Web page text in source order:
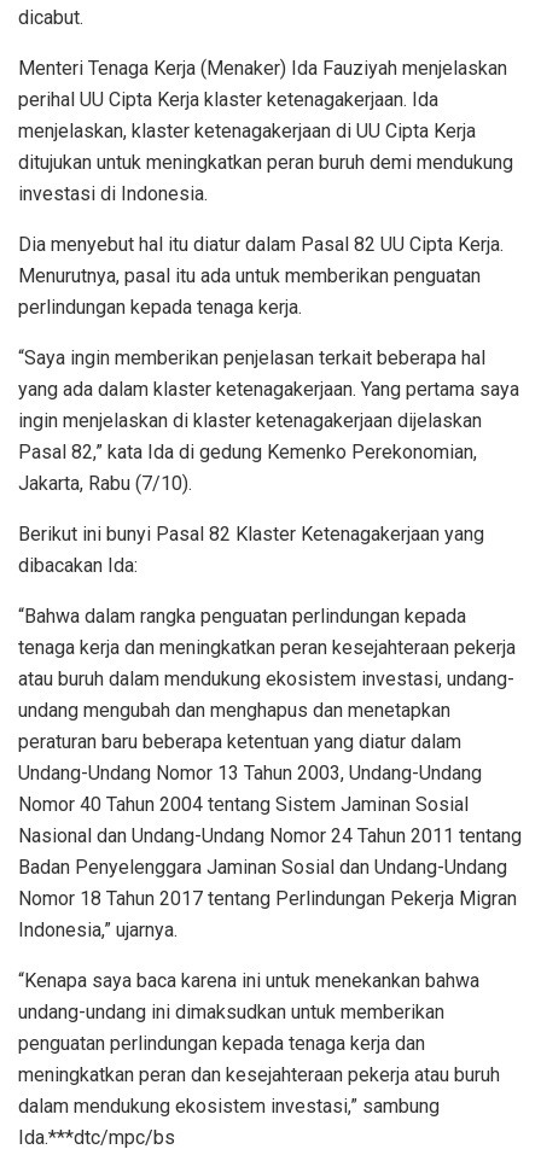
dicabut.
Menteri Tenaga Kerja (Menaker) Ida Fauziyah menjelaskan
perihal UU Cipta Kerja klaster ketenagakerjaan. Ida
menjelaskan, klaster ketenagakerjaan di UU Cipta Kerja
ditujukan untuk meningkatkan peran buruh demi mendukung
investasi di Indonesia.
Dia menyebut hal itu diatur dalam Pasal 82 UU Cipta Kerja.
Menurutnya, pasal itu ada untuk memberikan penguatan
perlindungan kepada tenaga kerja.
“Saya ingin memberikan penjelasan terkait beberapa hal
yang ada dalam klaster ketenagakerjaan. Yang pertama saya
ingin menjelaskan di klaster ketenagakerjaan dijelaskan
Pasal 82,” kata Ida di gedung Kemenko Perekonomian,
Jakarta, Rabu (7/10).
Berikut ini bunyi Pasal 82 Klaster Ketenagakerjaan yang
dibacakan Ida:
“Bahwa dalam rangka penguatan perlindungan kepada
tenaga kerja dan meningkatkan peran kesejahteraan pekerja
atau buruh dalam mendukung ekosistem investasi, undang-
undang mengubah dan menghapus dan menetapkan
peraturan baru beberapa ketentuan yang diatur dalam
Undang-Undang Nomor 13 Tahun 2003, Undang-Undang
Nomor 40 Tahun 2004 tentang Sistem Jaminan Sosial
Nasional dan Undang-Undang Nomor 24 Tahun 2011 tentang
Badan Penyelenggara Jaminan Sosial dan Undang-Undang
Nomor 18 Tahun 2017 tentang Perlindungan Pekerja Migran
Indonesia,” ujarnya.
“Kenapa saya baca karena ini untuk menekankan bahwa
undang-undang ini dimaksudkan untuk memberikan
penguatan perlindungan kepada tenaga kerja dan
meningkatkan peran dan kesejahteraan pekerja atau buruh
dalam mendukung ekosistem investasi,” sambung
Ida.***dtc/mpc/bs